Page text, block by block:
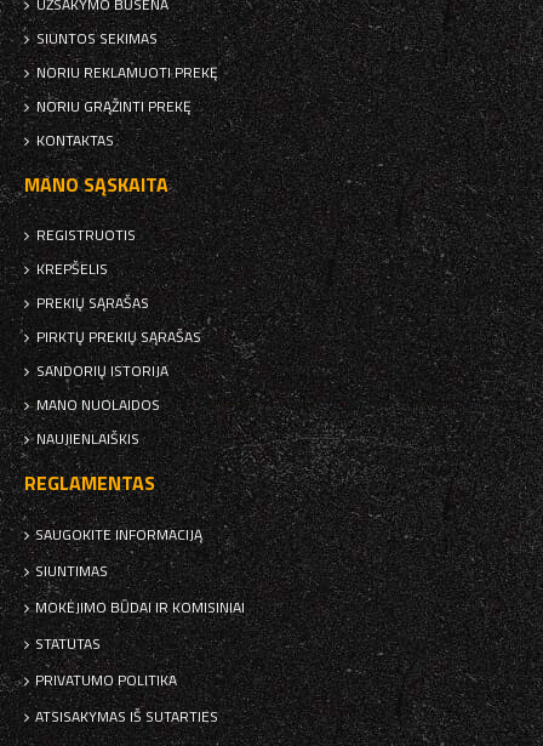
SIUNTOS SEKIMAS
NORIU REKLAMUOTI PREKĘ
NORIU GRĄŽINTI PREKĘ
KONTAKTAS
MANO SĄSKAITA
REGISTRUOTIS
KREPŠELIS
PREKIŲ SĄRAŠAS
PIRKTŲ PREKIŲ SĄRAŠAS
SANDORIŲ ISTORIJA
MANO NUOLAIDOS
NAUJIENLAIŠKIS
REGLAMENTAS
SAUGOKITE INFORMACIJĄ
SIUNTIMAS
MOKĖJIMO BŪDAI IR KOMISINIAI
STATUTAS
PRIVATUMO POLITIKA
ATSISAKYMAS IŠ SUTARTIES